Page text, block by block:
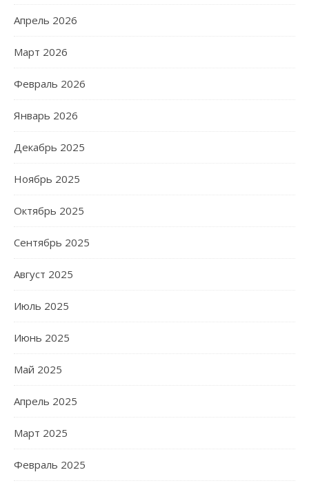
Апрель 2026
Март 2026
Февраль 2026
Январь 2026
Декабрь 2025
Ноябрь 2025
Октябрь 2025
Сентябрь 2025
Август 2025
Июль 2025
Июнь 2025
Май 2025
Апрель 2025
Март 2025
Февраль 2025